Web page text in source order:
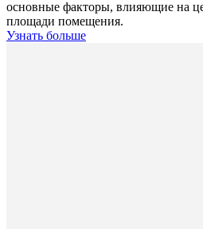
основные факторы, влияющие на
площади помещения.
Узнать больше